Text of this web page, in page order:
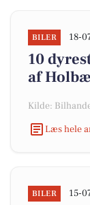
BILER 18-
10
af
Kilde:
Læs hele
BILER 15-